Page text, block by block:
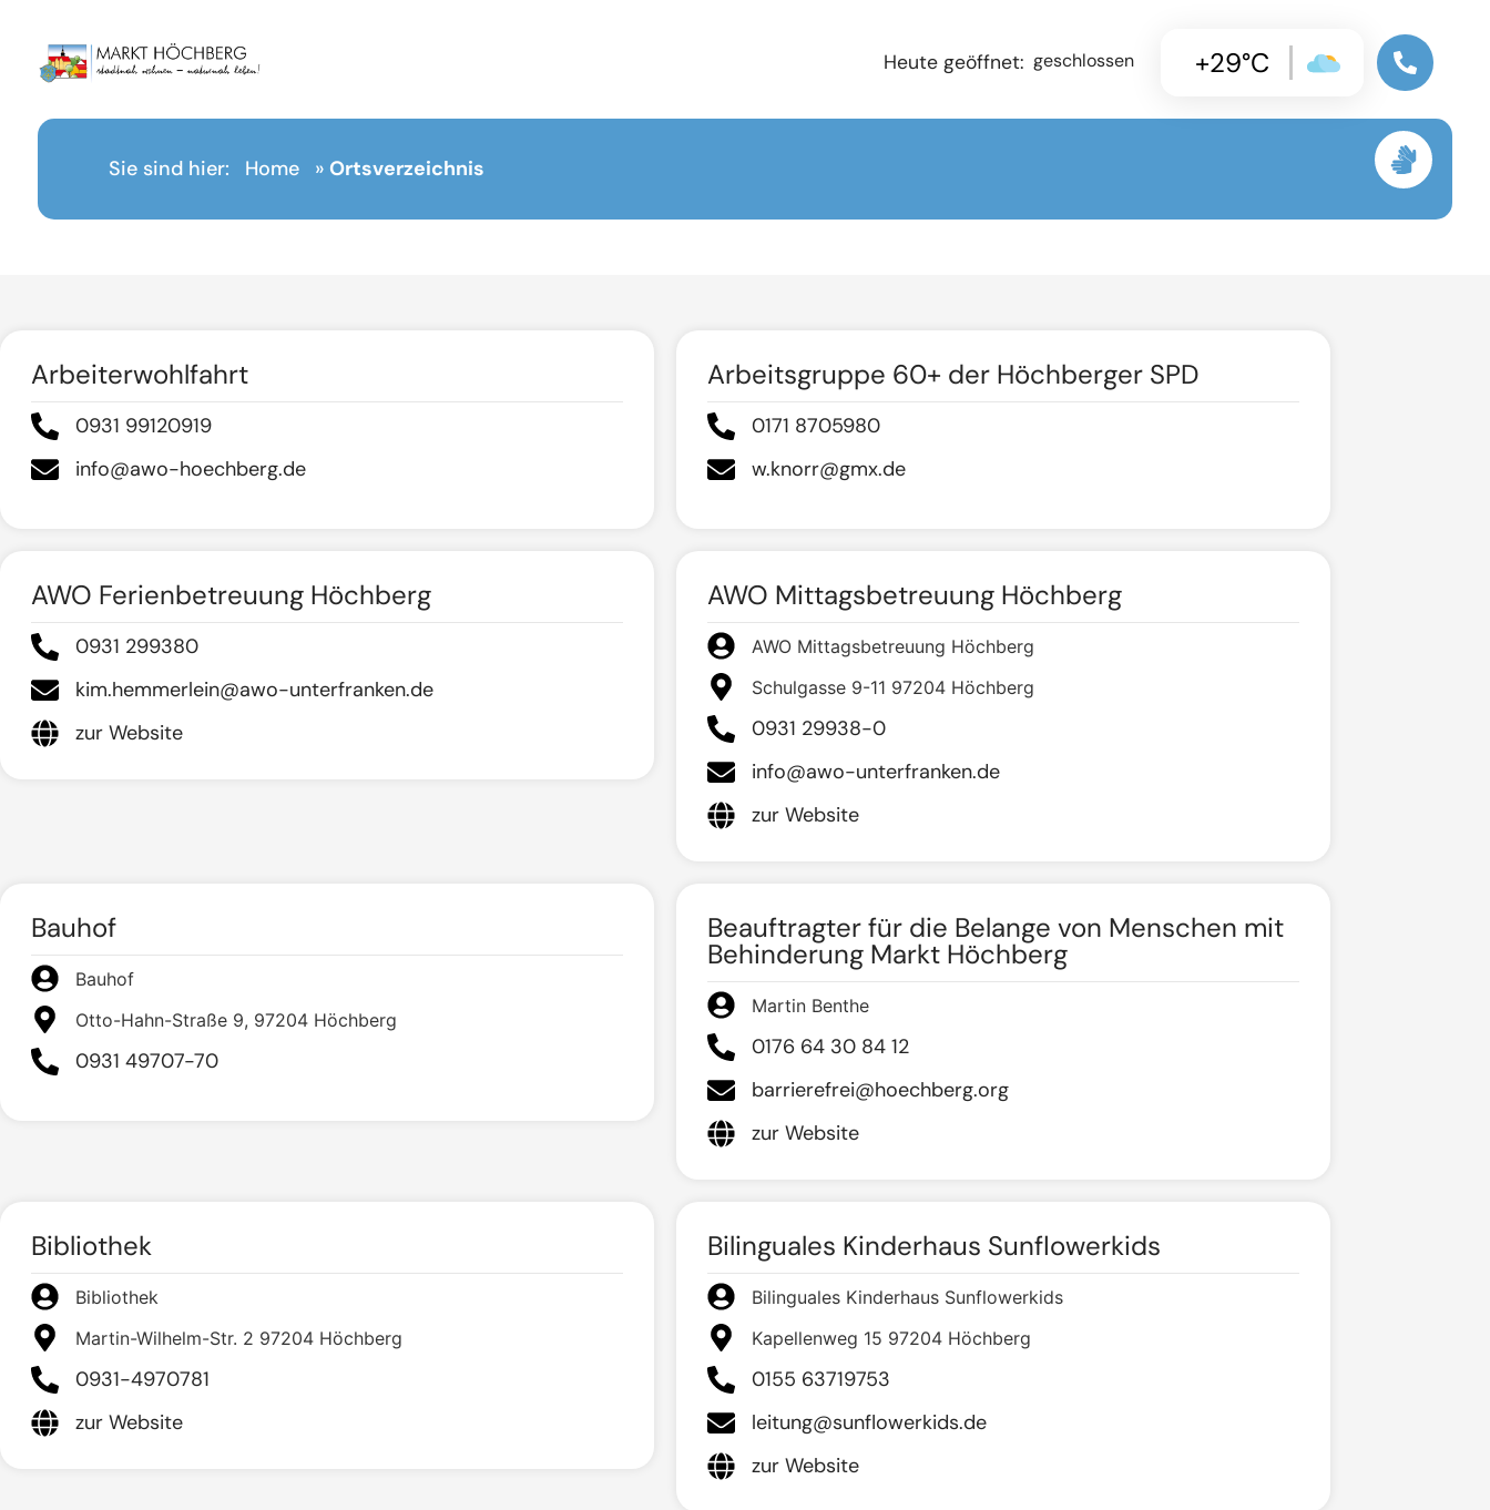
Heute geöffnet: geschlossen +29°C
Sie sind hier: Home » Ortsverzeichnis
Arbeiterwohlfahrt
0931 99120919
info@awo-hoechberg.de
Arbeitsgruppe 60+ der Höchberger SPD
0171 8705980
w.knorr@gmx.de
AWO Ferienbetreuung Höchberg
0931 299380
kim.hemmerlein@awo-unterfranken.de
zur Website
AWO Mittagsbetreuung Höchberg
AWO Mittagsbetreuung Höchberg
Schulgasse 9-11 97204 Höchberg
0931 29938-0
info@awo-unterfranken.de
zur Website
Bauhof
Bauhof
Otto-Hahn-Straße 9, 97204 Höchberg
0931 49707-70
Beauftragter für die Belange von Menschen mit
Behinderung Markt Höchberg
Martin Benthe
0176 64 30 84 12
barrierefrei@hoechberg.org
zur Website
Bibliothek
Bibliothek
Martin-Wilhelm-Str. 2 97204 Höchberg
0931-4970781
zur Website
Bilinguales Kinderhaus Sunflowerkids
Bilinguales Kinderhaus Sunflowerkids
Kapellenweg 15 97204 Höchberg
0155 63719753
leitung@sunflowerkids.de
zur Website